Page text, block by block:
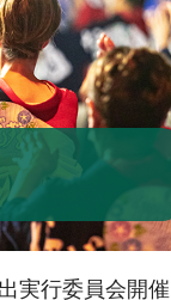
実行委員会開催